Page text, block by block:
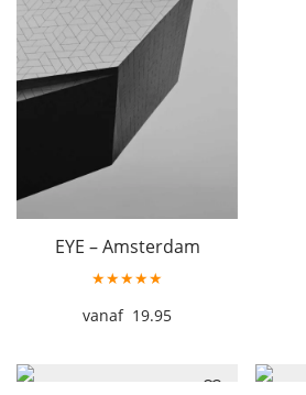
EYE – Amsterdam
★★★★★
19.95